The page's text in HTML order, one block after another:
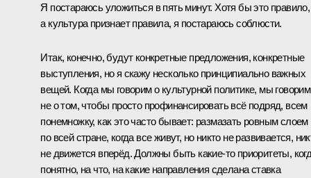
Я постараюсь уложиться в пять минут. Хотя бы это правило,
а культура признает правила, я постараюсь соблюсти.
Итак, конечно, будут конкретные предложения, конкретные
выступления, но я скажу несколько принципиально важных
вещей. Когда мы говорим о культурной политике, мы говорим
не о том, чтобы просто профинансировать всё подряд, всем
понемножку, как это часто бывает: размазать ровным слоем
по всей стране, когда все живут, но никто не развивается,
не движется вперёд. Должны быть какие‑то приоритеты,
понятно, на что, на какие направления сделана ставка